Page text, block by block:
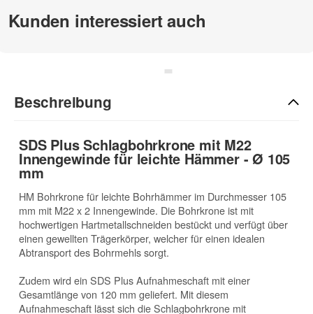
Kunden interessiert auch
Beschreibung
SDS Plus Schlagbohrkrone mit M22
Innengewinde für leichte Hämmer - Ø 105
mm
HM Bohrkrone für leichte Bohrhämmer im Durchmesser 105
mm mit M22 x 2 Innengewinde. Die Bohrkrone ist mit
hochwertigen Hartmetallschneiden bestückt und verfügt über
einen gewellten Trägerkörper, welcher für einen idealen
Abtransport des Bohrmehls sorgt.
Zudem wird ein SDS Plus Aufnahmeschaft mit einer
Gesamtlänge von 120 mm geliefert. Mit diesem
Aufnahmeschaft lässt sich die Schlagbohrkrone mit